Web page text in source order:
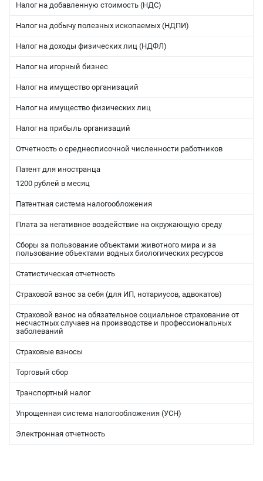
Налог на добавленную стоимость (НДС)
Налог на добычу полезных ископаемых (НДПИ)
Налог на доходы физических лиц (НДФЛ)
Налог на игорный бизнес
Налог на имущество организаций
Налог на имущество физических лиц
Налог на прибыль организаций
Отчетность о среднесписочной численности работников
Патент для иностранца
1200 рублей в месяц
Патентная система налогообложения
Плата за негативное воздействие на окружающую среду
Сборы за пользование объектами животного мира и за
пользование объектами водных биологических ресурсов
Статистическая отчетность
Страховой взнос за себя (для ИП, нотариусов, адвокатов)
Страховой взнос на обязательное социальное страхование от
несчастных случаев на производстве и профессиональных
заболеваний
Страховые взносы
Торговый сбор
Транспортный налог
Упрощенная система налогообложения (УСН)
Электронная отчетность